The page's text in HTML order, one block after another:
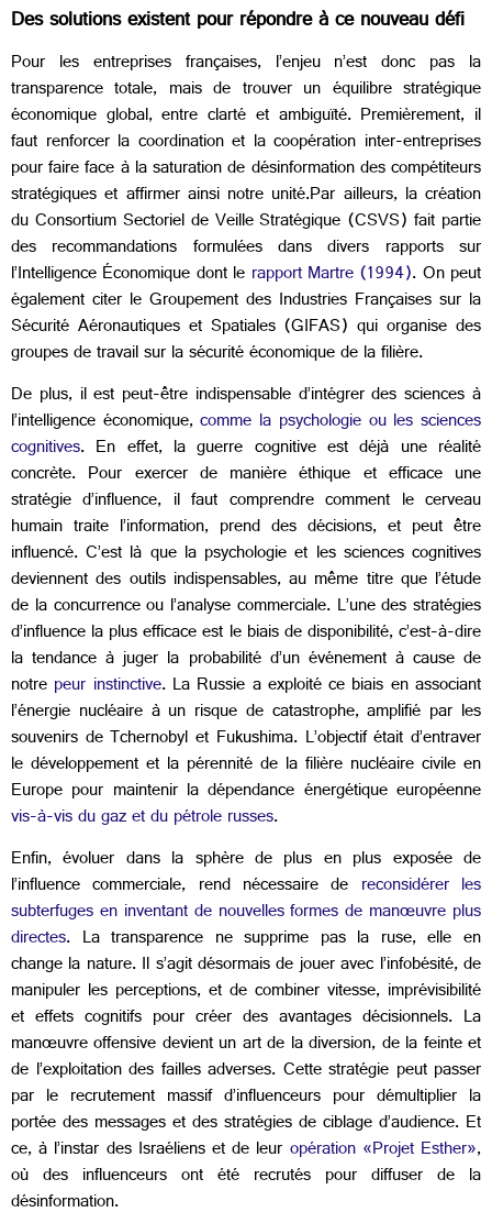
Des solutions existent pour répondre à ce nouveau défi
Pour les entreprises françaises, l’enjeu n’est donc pas la
transparence totale, mais de trouver un équilibre stratégique
économique global, entre clarté et ambiguïté. Premièrement, il
faut renforcer la coordination et la coopération inter-entreprises
pour faire face à la saturation de désinformation des compétiteurs
stratégiques et affirmer ainsi notre unité.Par ailleurs, la création
du Consortium Sectoriel de Veille Stratégique (CSVS) fait partie
des recommandations formulées dans divers rapports sur
l’Intelligence Économique dont le rapport Martre (1994). On peut
également citer le Groupement des Industries Françaises sur la
Sécurité Aéronautiques et Spatiales (GIFAS) qui organise des
groupes de travail sur la sécurité économique de la filière.
De plus, il est peut-être indispensable d’intégrer des sciences à
l’intelligence économique,comme la psychologie ou les sciences
cognitives. En effet, la guerre cognitive est déjà une réalité
concrète. Pour exercer de manière éthique et efficace une
stratégie d’influence, il faut comprendre comment le cerveau
humain traite l’information, prend des décisions, et peut être
influencé. C’est là que la psychologie et les sciences cognitives
deviennent des outils indispensables, au même titre que l’étude
de la concurrence ou l’analyse commerciale. L’une des stratégies
d’influence la plus efficace est le biais de disponibilité, c’est-à-dire
la tendance à juger la probabilité d’un événement à cause de
notre peur instinctive. La Russie a exploité ce biais en associant
l’énergie nucléaire à un risque de catastrophe, amplifié par les
souvenirs de Tchernobyl et Fukushima. L’objectif était d’entraver
le développement et la pérennité de la filière nucléaire civile en
Europe pour maintenir la dépendance énergétique européenne
vis-à-vis du gaz et du pétrole russes.
Enfin, évoluer dans la sphère de plus en plus exposée de
l’influence commerciale, rend nécessaire de reconsidérer les
subterfuges en inventant de nouvelles formes de manœuvre plus
directes. La transparence ne supprime pas la ruse, elle en
change la nature. Il s’agit désormais de jouer avec l’infobésité, de
manipuler les perceptions, et de combiner vitesse, imprévisibilité
et effets cognitifs pour créer des avantages décisionnels. La
manœuvre offensive devient un art de la diversion, de la feinte et
de l’exploitation des failles adverses. Cette stratégie peut passer
par le recrutement massif d’influenceurs pour démultiplier la
portée des messages et des stratégies de ciblage d’audience. Et
ce, à l’instar des Israéliens et de leur opération «Projet Esther»,
où des influenceurs ont été recrutés pour diffuser de la
désinformation.